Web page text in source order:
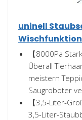
uninell
【8000Pa
Überall
meistern
Saugroboter
【3,5-Liter-
3,5-Liter-